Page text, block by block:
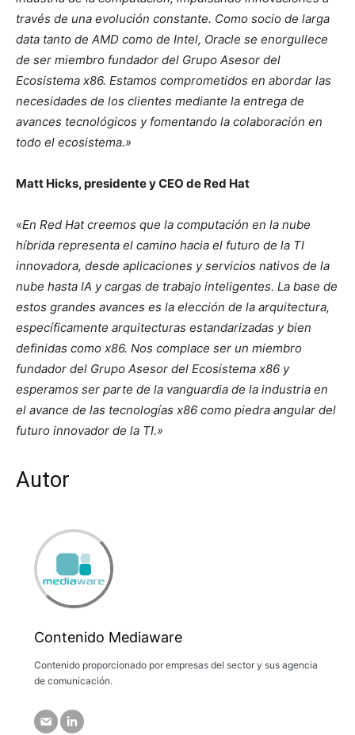
través de una evolución constante. Como socio de larga
data tanto de AMD como de Intel, Oracle se enorgullece
de ser miembro fundador del Grupo Asesor del
Ecosistema x86. Estamos comprometidos en abordar las
necesidades de los clientes mediante la entrega de
avances tecnológicos y fomentando la colaboración en
todo el ecosistema.»
Matt Hicks, presidente y CEO de Red Hat
«En Red Hat creemos que la computación en la nube
híbrida representa el camino hacia el futuro de la TI
innovadora, desde aplicaciones y servicios nativos de la
nube hasta IA y cargas de trabajo inteligentes. La base de
estos grandes avances es la elección de la arquitectura,
específicamente arquitecturas estandarizadas y bien
definidas como x86. Nos complace ser un miembro
fundador del Grupo Asesor del Ecosistema x86 y
esperamos ser parte de la vanguardia de la industria en
el avance de las tecnologías x86 como piedra angular del
futuro innovador de la TI.»
Autor
Contenido Mediaware
Contenido proporcionado por empresas del sector y sus agencia
de comunicación.